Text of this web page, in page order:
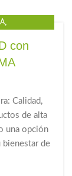
,
,
con
Calidad,
de alta
una opción
bienestar de